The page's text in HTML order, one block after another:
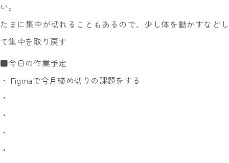
い。
たまに集中が切れることもあるので、少し体を動かすなどし
て集中を取り戻す
■今日の作業予定
・ Figmaで今月締め切りの課題をする
・
・
・
・